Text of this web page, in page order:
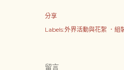
分享
Labels:外界活動與花絮 ．組
留言